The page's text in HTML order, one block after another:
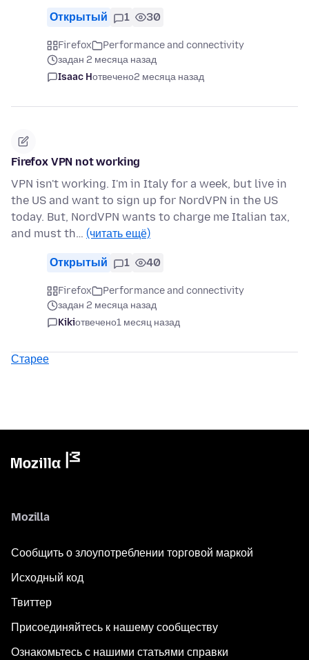
Открытый 1 30
Firefox
Performance and connectivity
задан 2 месяца назад
Isaac Hотвечено2 месяца назад
Firefox VPN not working
VPN isn't working. I'm in Italy for a week, but live in
the US and want to sign up for NordVPN in the US
today. But, NordVPN wants to charge me Italian tax,
and must th… (читать ещё)
Открытый 1 40
Firefox
Performance and connectivity
задан 2 месяца назад
Kikiотвечено1 месяц назад
Старее
Mozilla
Сообщить о злоупотреблении торговой маркой
Исходный код
Твиттер
Присоединяйтесь к нашему сообществу
Ознакомьтесь с нашими статьями справки